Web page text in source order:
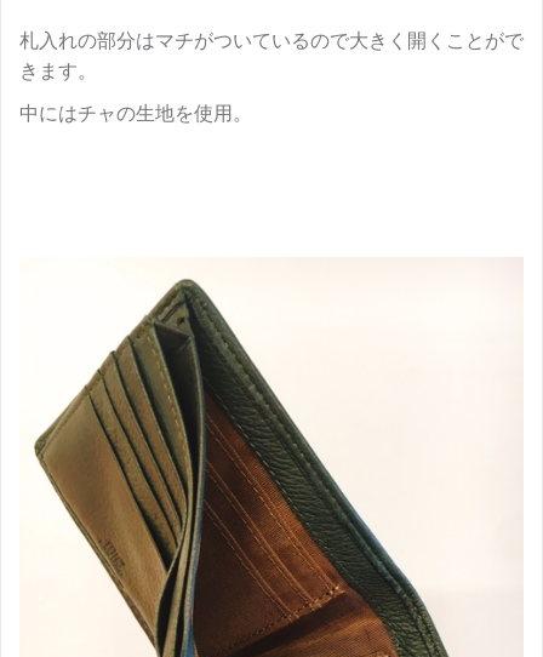
札入れの部分はマチがついているので大きく開くことがで
きます。
中にはチャの生地を使用。